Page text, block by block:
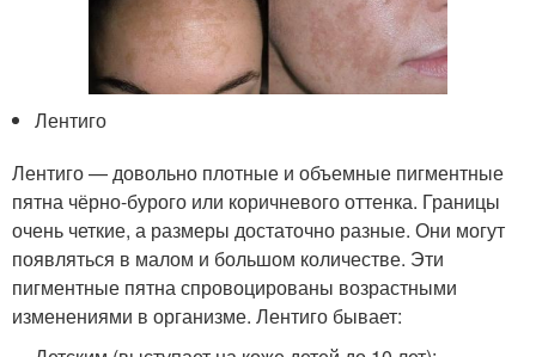
Лентиго
Лентиго — довольно плотные и объемные пигментные
пятна чёрно-бурого или коричневого оттенка. Границы
очень четкие, а размеры достаточно разные. Они могут
появляться в малом и большом количестве. Эти
пигментные пятна спровоцированы возрастными
изменениями в организме. Лентиго бывает: